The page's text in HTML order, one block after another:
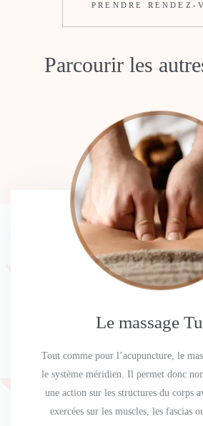
PRENDRE RENDEZ-
Parcourir les
Le massage
Tout comme pour l’acupuncture, le
le système méridien. Il permet donc
une action sur les structures du corps
exercées sur les muscles, les fascias